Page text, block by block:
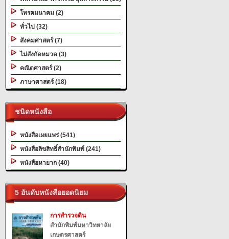
โทรคมนาคม (2)
ทั่วไป (32)
สังคมศาสตร์ (7)
ไม่สังกัดหมวด (3)
คณิตศาสตร์ (2)
ภาษาศาสตร์ (18)
ชนิดหนังสือ
หนังสือเผยแพร่ (541)
หนังสือลิขสิทธิ์สำนักพิมพ์ (241)
หนังสือหายาก (40)
5 อันดับหนังสือยอดนิยม
การสำรวจดิน
สำนักพิมพ์มหาวิทยาลัย
เกษตรศาสตร์